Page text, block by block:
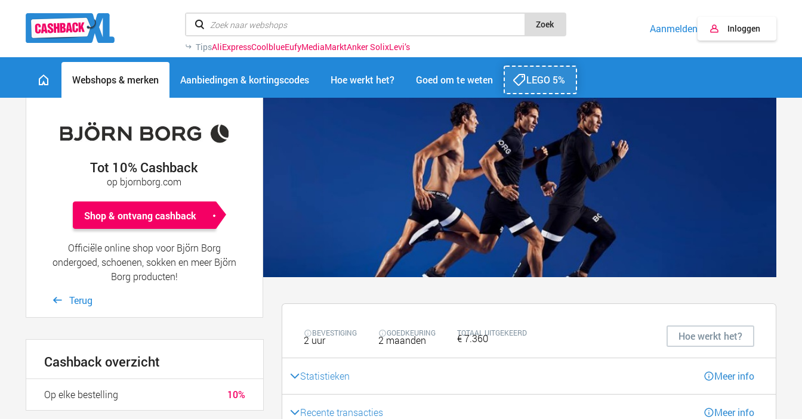
Zoek
TipsAliExpressCoolblueEufyMediaMarktAnker SolixLevi’s
Aanmelden Inloggen
Webshops & merken Aanbiedingen & kortingscodes Hoe werkt het? Goed om te weten LEGO 5%
Tot 10% Cashback
op bjornborg.com
Shop & ontvang cashback
Officiële online shop voor Björn Borg
ondergoed, schoenen, sokken en meer Björn
Borg producten!
Terug
BEVESTIGING
2 uur
GOEDKEURING
2 maanden
TOTAAL UITGEKEERD
€ 7.360 Hoe werkt het?
Statistieken Meer info
Recente transacties Meer info
Cashback overzicht
10%
Op elke bestelling